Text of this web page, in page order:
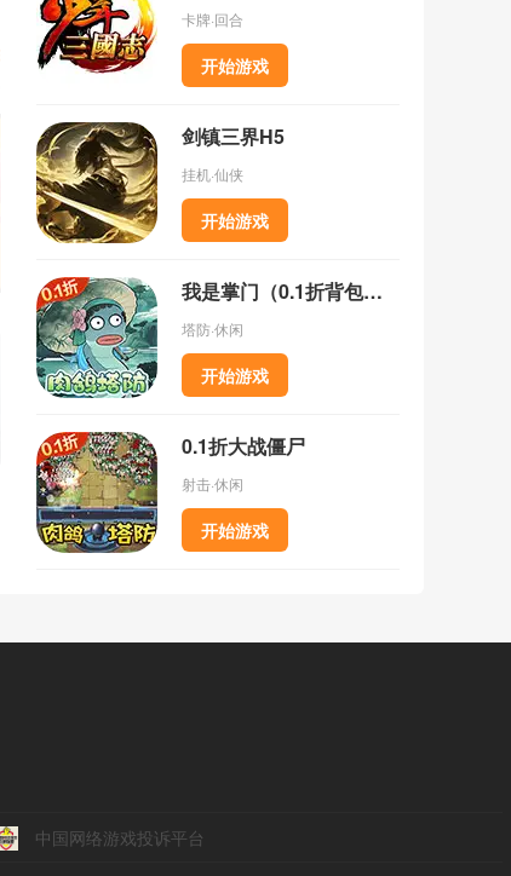
卡牌·回合
开始游戏
剑镇三界H5
挂机·仙侠
开始游戏
我是掌门（0.1折背包乱斗）
塔防·休闲
开始游戏
0.1折大战僵尸
射击·休闲
开始游戏
中国网络游戏投诉平台